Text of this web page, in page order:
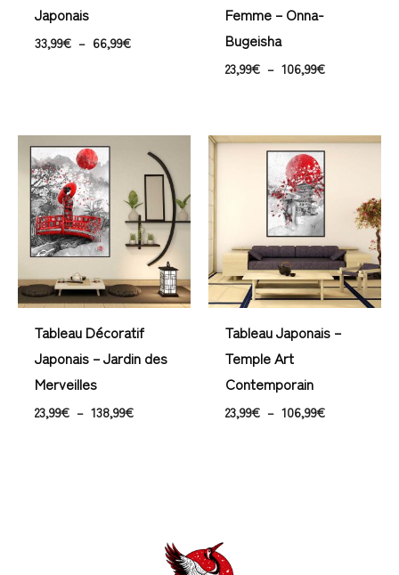
Japonais
33,99€ – 66,99€
Femme – Onna-
Bugeisha
23,99€ – 106,99€
Tableau Décoratif
Japonais – Jardin des
Merveilles
23,99€ – 138,99€
de
prix :
23,99€
à
138,99€
Tableau Japonais –
Temple Art
Contemporain
23,99€ – 106,99€
Plage
23,99€
106,99€